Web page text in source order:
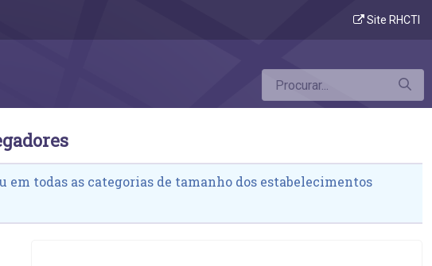
empregadores Site RHCTI
em todas as categorias de tamanho dos estabelecimentos